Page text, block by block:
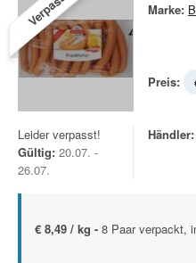
Marke:
Preis:
Leider verpasst!
Gültig: 20.07. -
26.07.
Händler:
€ 8,49 / kg - 8 Paar verpackt,